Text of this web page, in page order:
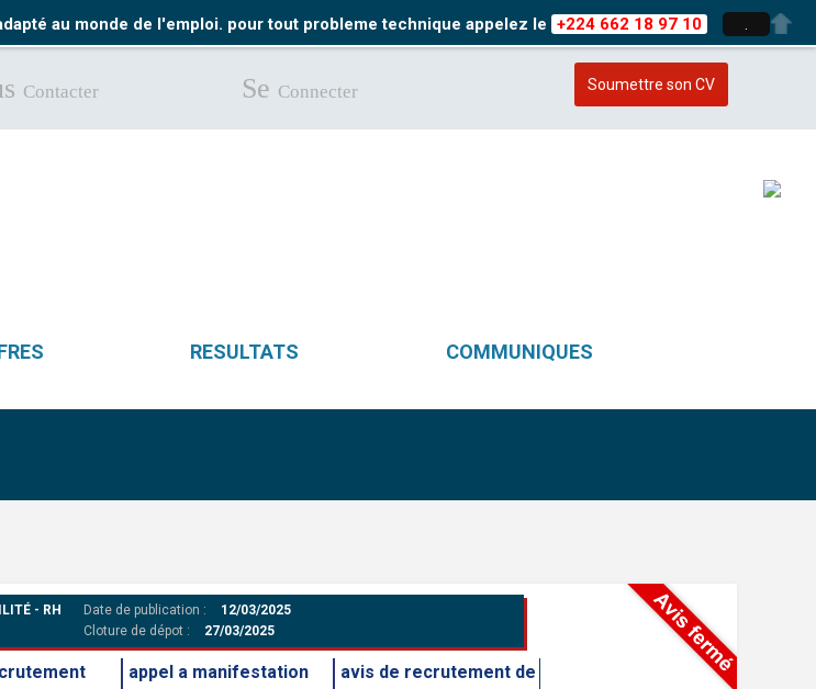
au monde de l'emploi. pour tout probleme technique appelez le +224 662 18 97 10
Contacter Se Connecter Soumettre son CV
RESULTATS COMMUNIQUES
- RH
Date de publication :
12/03/2025
Cloture de dépot :
27/03/2025
appel a manifestation
avis de recrutement de